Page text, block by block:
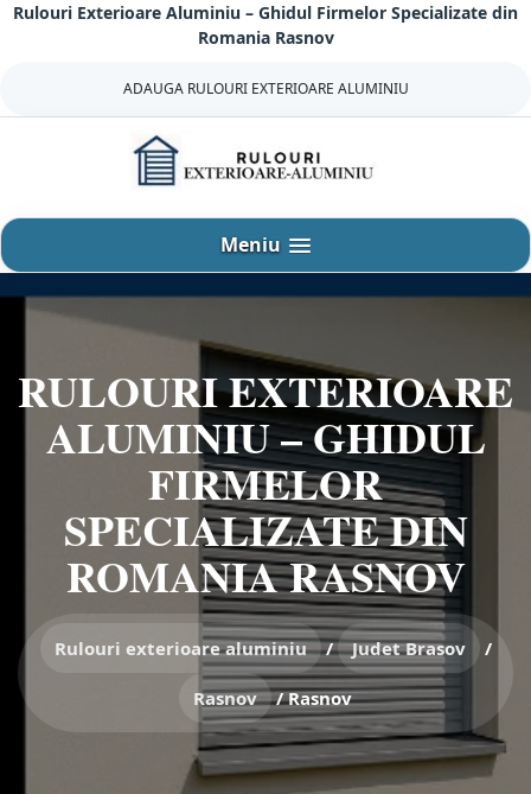
SariRulouri Exterioare Aluminiu – Ghidul Firmelor Specializate din
Romania Rasnov
ADAUGA RULOURI EXTERIOARE ALUMINIU
Meniu
RULOURI EXTERIOARE
ALUMINIU – GHIDUL
FIRMELOR
SPECIALIZATE DIN
ROMANIA RASNOV
Rulouri exterioare aluminiu / Judet Brasov /
Rasnov /Rasnov